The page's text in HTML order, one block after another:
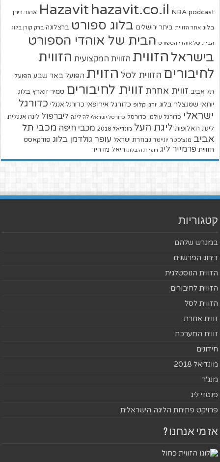
Hazavit hazavit.co.il NBA podcast אהוד ריבן
בלוג אתר הזווית ביתר ירושלים בלוג ספורט ברצלונה ברק קורן בלוג
הבית של אוהדי הספורט הבית של אוהדי הספורט
בישראל הזווית הזווית המקצועית הזווית
לחיבורים הזווית לסל הזוית הפועל באר שבע הפועל
תל אביב זווית אחרת זווית לחיבורים טמיר זוארץ בלוג
יוחאי שטנצלר בלוג יורגן קלופ כדורגל אירופאי כדורגל אנגלי כדורגל
ישראלי כדורגל עולמי כדורסל כדורסל ישראלי לה ליגה ליברפול ליגה אנגלית
ליגת האלופות ליגת העל מונדיאל 2018 מכבי חיפה מכבי תל
אביב מנצ'סטר יונייטד נבחרת ישראל עופר גולדמן בלוג פודקאסט
הזווית פרמייר ליג רועי זגה בלוג ריאל מדריד
קטגוריות
במגרש שלהם
דירוג הפרשנים
הזווית הנוסטלגית
הזווית לחיבורים
הזווית לסל
זווית אחרת
זווית המערכת
חידונים
מונדיאל 2018
מנג'ר
פנטזי ליג
פרויקט פתיחת הליגה הישראלית
אז מי אנחנו ?